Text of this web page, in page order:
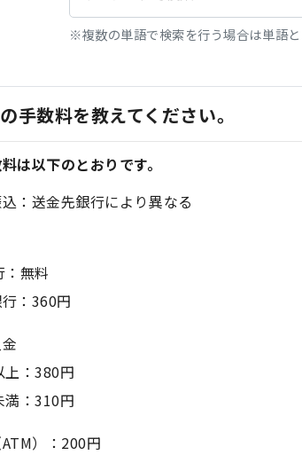
※複数の単語で検索を行う場合は単語
手数料を教えてください。
は以下のとおりです。
：送金先銀行により異なる
無料
：360円
：380円
：310円
）：200円